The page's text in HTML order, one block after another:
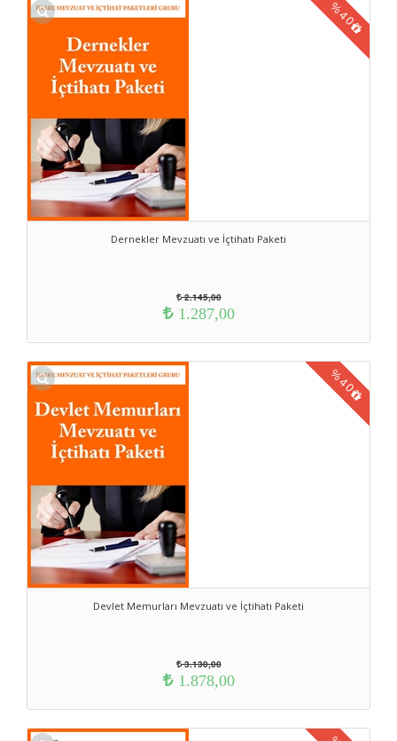
Dernekler Mevzuatı ve İçtihatı Paketi
%40
2.145,00
1.287,00
Devlet Memurları Mevzuatı ve İçtihatı Paketi
%40
3.130,00
1.878,00